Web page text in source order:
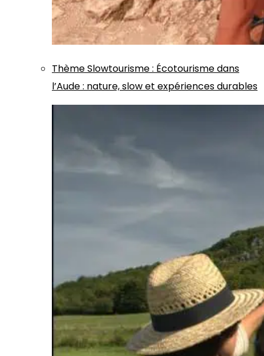
ThèmeSlowtourisme: Écotourisme dans
l’Aude : nature, slow et expériences durables